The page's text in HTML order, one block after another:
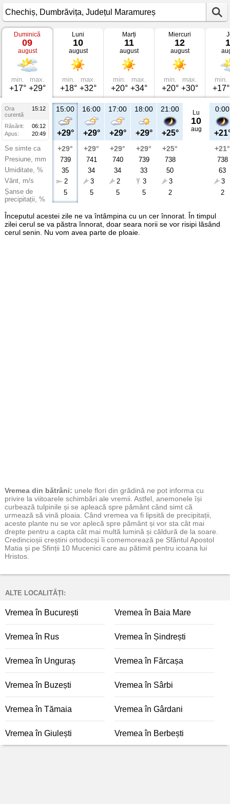
Vremea
Chechiș
Dumbrăvița,
Județul
Maramureș
Duminică
09
august
min.
+17°
max.
+29°
Luni
10
august
min.
+18°
max.
+32°
Marți
11
august
min.
+20°
max.
+34°
Miercuri
12
august
min.
+20°
max.
+30°
min.
+17°
Ora
15:12
curentă
Răsărit:
06:12
Apus:
20:49
Se simte ca
Presiune, mm
Umiditate, %
Vânt, m/s
Șanse de
precipitații, %
15:00
+29°
+29°
739
35
2
5
16:00
+29°
+29°
741
34
3
5
17:00
+29°
+29°
740
34
2
5
18:00
+29°
+29°
739
33
3
5
21:00
+25°
+25°
738
50
3
2
Lu
10
aug
0:00
+21°
738
63
3
2
Începutul acestei zile ne va întâmpina cu un cer înnorat. În timpul
zilei cerul se va păstra înnorat, doar seara norii se vor risipi lăsând
cerul senin. Nu vom avea parte de ploaie.
Vremea din bătrâni: unele flori din grădină ne pot informa cu
privire la viitoarele schimbări ale vremii. Astfel, anemonele își
curbează tulpinile și se apleacă spre pământ când simt că
urmează să vină ploaia. Când vremea va fi lipsită de precipitații,
aceste plante nu se vor aplecă spre pământ și vor sta cât mai
drepte pentru a capta cât mai multă lumină și căldură de la soare.
Credincioșii creștini ortodocși îi comemorează pe Sfântul Apostol
Matia și pe Sfinții 10 Mucenici care au pătimit pentru icoana lui
Hristos.
ALTE LOCALITĂȚI:
Vremea în București Vremea în Baia Mare
Vremea în Rus Vremea în Șindrești
Vremea în Unguraș Vremea în Fărcașa
Vremea în Buzești Vremea în Sârbi
Vremea în Tămaia Vremea în Gârdani
Vremea în Giulești Vremea în Berbești